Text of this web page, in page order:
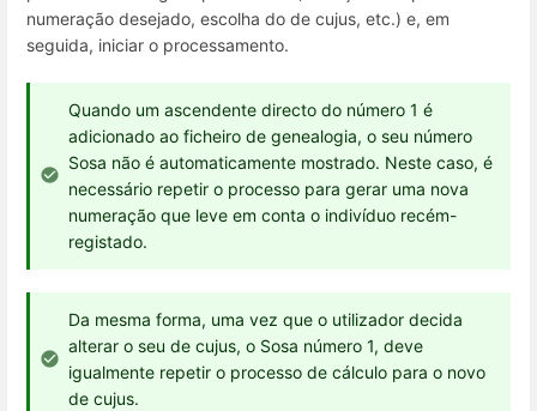
numeração desejado, escolha do de cujus, etc.) e, em
seguida, iniciar o processamento.
Quando um ascendente directo do número 1 é
adicionado ao ficheiro de genealogia, o seu número
Sosa não é automaticamente mostrado. Neste caso, é
necessário repetir o processo para gerar uma nova
numeração que leve em conta o indivíduo recém-
registado.
Da mesma forma, uma vez que o utilizador decida
alterar o seu de cujus, o Sosa número 1, deve
igualmente repetir o processo de cálculo para o novo
de cujus.